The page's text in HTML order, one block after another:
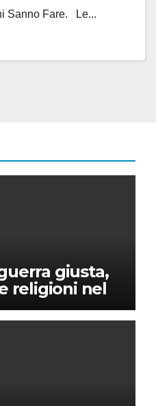
Sanno Fare. Le...
giusta,
religioni nel
mondiale